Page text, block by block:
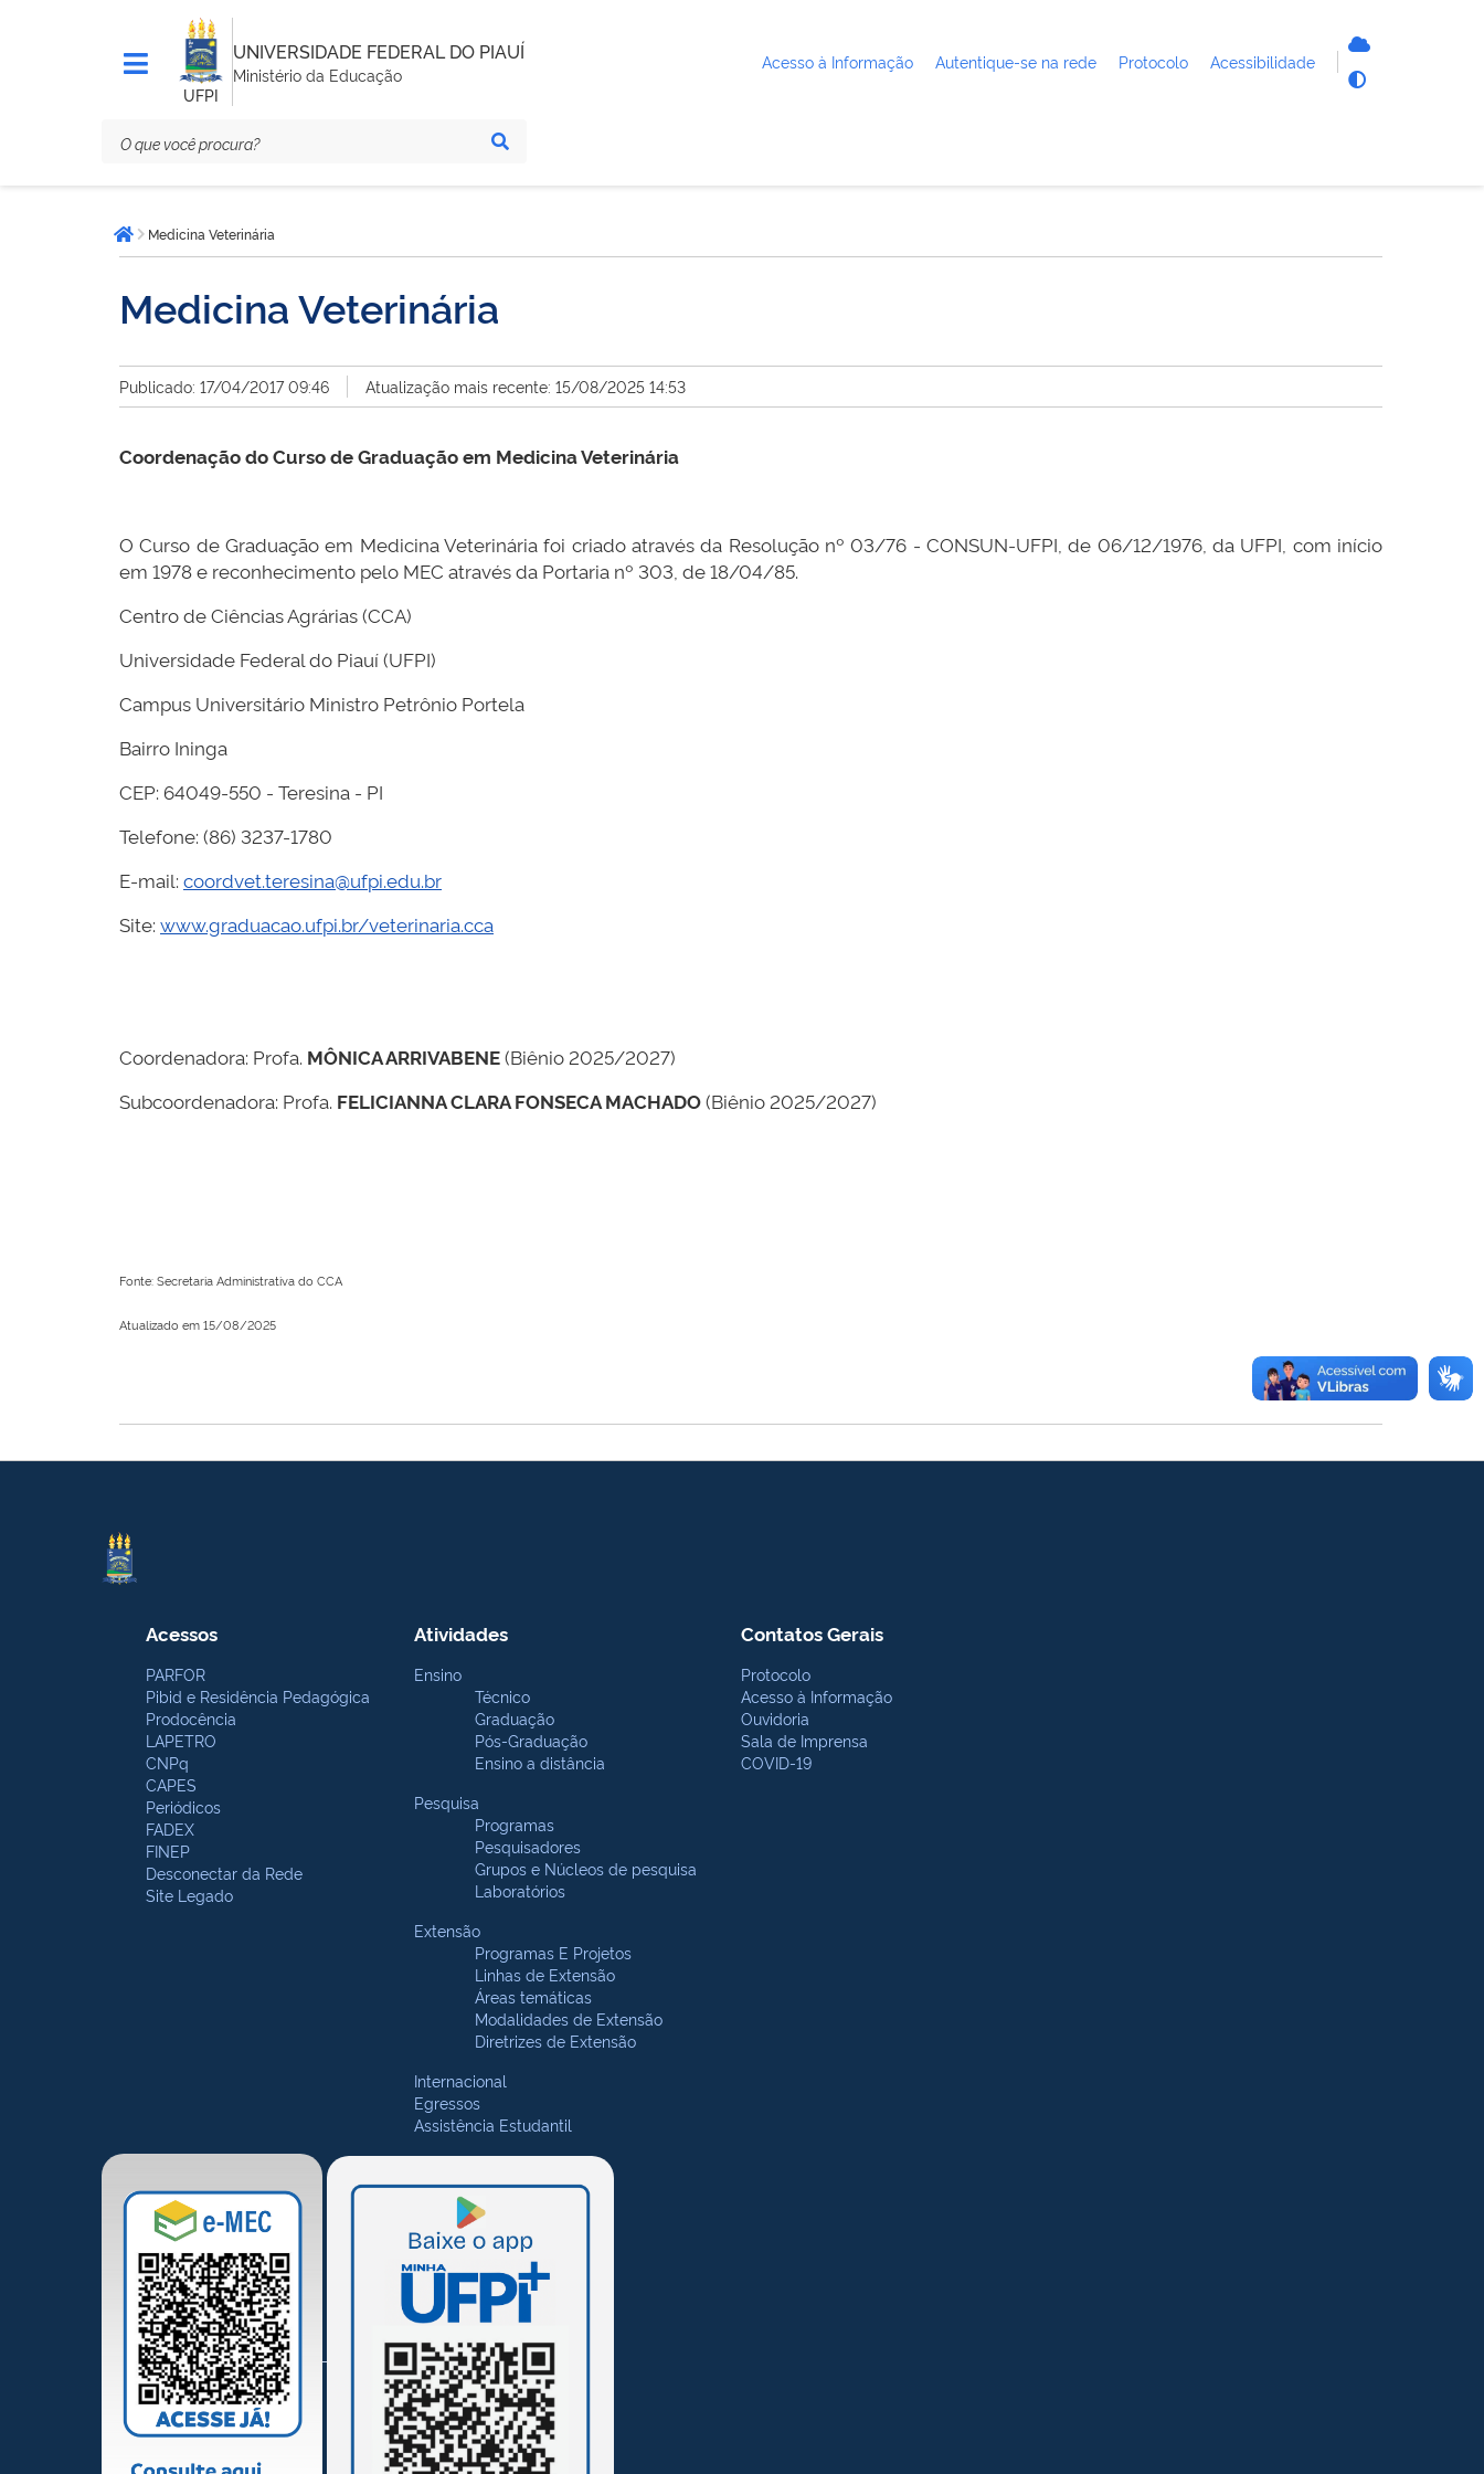
UFPI
UNIVERSIDADE FEDERAL DO PIAUÍ
Ministério da Educação
Acesso à Informação Autentique-se na rede Protocolo Acessibilidade
está
aqui:Página inicial
Medicina Veterinária
Medicina Veterinária
Publicado: 17/04/2017 09:46 Atualização mais recente: 15/08/2025 14:53
Coordenação do Curso de Graduação em Medicina Veterinária
O Curso de Graduação em Medicina Veterinária foi criado através da Resolução nº 03/76 - CONSUN-UFPI, de 06/12/1976, da UFPI, com início
em 1978 e reconhecimento pelo MEC através da Portaria nº 303, de 18/04/85.
Centro de Ciências Agrárias (CCA)
Universidade Federal do Piauí (UFPI)
Campus Universitário Ministro Petrônio Portela
Bairro Ininga
CEP: 64049-550 - Teresina - PI
Telefone: (86) 3237-1780
E-mail: coordvet.teresina@ufpi.edu.br
Site: www.graduacao.ufpi.br/veterinaria.cca
Coordenadora: Profa. MÔNICA ARRIVABENE(Biênio 2025/2027)
Subcoordenadora: Profa. FELICIANNA CLARA FONSECA MACHADO(Biênio 2025/2027)
Fonte: Secretaria Administrativa do CCA
Atualizado em 15/08/2025
Acessos
PARFOR
Pibid e Residência Pedagógica
Prodocência
LAPETRO
CNPq
CAPES
Periódicos
FADEX
FINEP
Desconectar da Rede
Site Legado
Atividades
Ensino
Técnico
Graduação
Pós-Graduação
Ensino a distância
Pesquisa
Programas
Pesquisadores
Grupos e Núcleos de pesquisa
Laboratórios
Extensão
Programas E Projetos
Linhas de Extensão
Áreas temáticas
Modalidades de Extensão
Diretrizes de Extensão
Internacional
Egressos
Assistência Estudantil
Contatos Gerais
Protocolo
Acesso à Informação
Ouvidoria
Sala de Imprensa
COVID-19